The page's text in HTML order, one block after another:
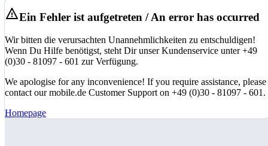
Ein Fehler ist aufgetreten / An error has occurred
Wir bitten die verursachten Unannehmlichkeiten zu entschuldigen!
Wenn Du Hilfe benötigst, steht Dir unser Kundenservice unter +49
(0)30 - 81097 - 601 zur Verfügung.
We apologise for any inconvenience! If you require assistance, please
contact our mobile.de Customer Support on +49 (0)30 - 81097 - 601.
Homepage